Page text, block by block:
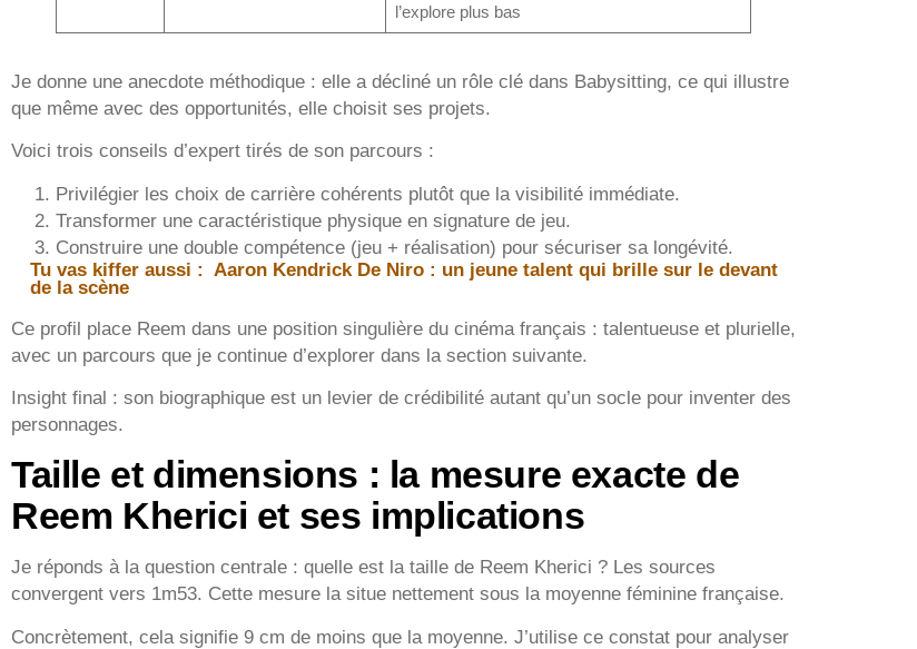
l’explore plus bas
Je donne une anecdote méthodique : elle a décliné un rôle clé dans Babysitting, ce qui illustre
que même avec des opportunités, elle choisit ses projets.
Voici trois conseils d’expert tirés de son parcours :
Privilégier les choix de carrière cohérents plutôt que la visibilité immédiate.
Transformer une caractéristique physique en signature de jeu.
Construire une double compétence (jeu + réalisation) pour sécuriser sa longévité.
Tu vas kiffer aussi :
Aaron Kendrick De Niro : un jeune talent qui brille sur le devant
de la scène
Ce profil place Reem dans une position singulière du cinéma français : talentueuse et plurielle,
avec un parcours que je continue d’explorer dans la section suivante.
Insight final : son biographique est un levier de crédibilité autant qu’un socle pour inventer des
personnages.
Taille et dimensions : la mesure exacte de
Reem Kherici et ses implications
Je réponds à la question centrale : quelle est la taille de Reem Kherici ? Les sources
convergent vers 1m53. Cette mesure la situe nettement sous la moyenne féminine française.
Concrètement, cela signifie 9 cm de moins que la moyenne. J’utilise ce constat pour analyser